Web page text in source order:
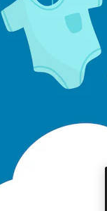
Freepik Company S.L.U.